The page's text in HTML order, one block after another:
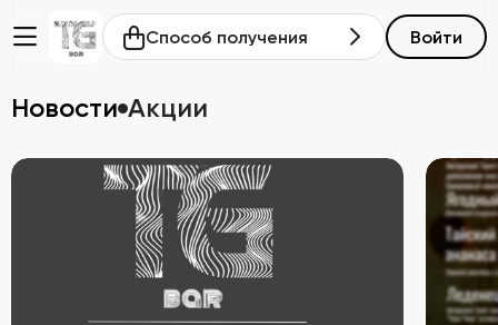
Способ получения Войти
Новости Акции